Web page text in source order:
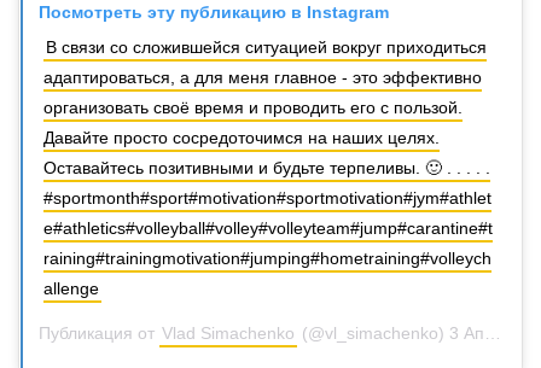
Посмотреть эту публикацию в Instagram
В связи со сложившейся ситуацией вокруг приходиться
адаптироваться, а для меня главное - это эффективно
организовать своё время и проводить его с пользой.
Давайте просто сосредоточимся на наших целях.
Оставайтесь позитивными и будьте терпеливы. 🙂 . . . . .
#sportmonth#sport#motivation#sportmotivation#jym#athlet
e#athletics#volleyball#volley#volleyteam#jump#carantine#t
raining#trainingmotivation#jumping#hometraining#volleych
allenge
Публикация от Vlad Simachenko (@vl_simachenko) 3 Апр 2020 в 11:13 PDT